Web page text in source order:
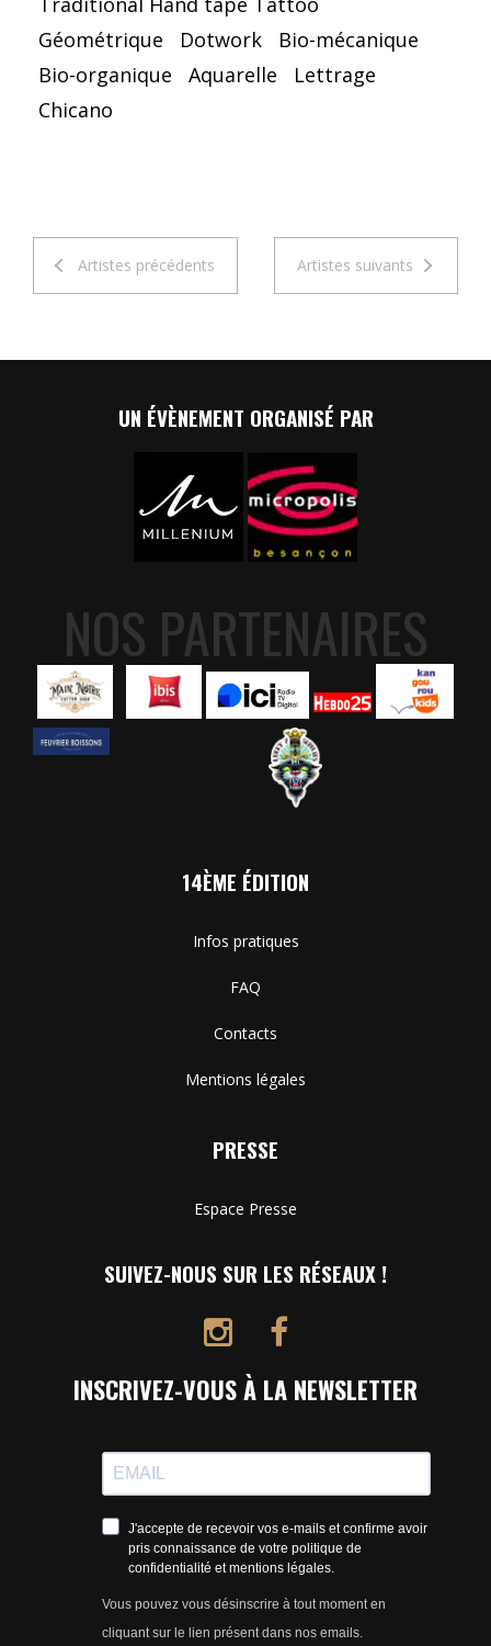
Géométrique
Dotwork
Bio-mécanique
Bio-organique
Aquarelle
Lettrage
Chicano
Artistes précédents Artistes suivants
UN ÉVÈNEMENT ORGANISÉ PAR
NOS PARTENAIRES
14ÈME ÉDITION
Infos pratiques
FAQ
Contacts
Mentions légales
PRESSE
Espace Presse
SUIVEZ-NOUS SUR LES RÉSEAUX !
INSCRIVEZ-VOUS À LA NEWSLETTER
J'accepte de recevoir vos e-mails et confirme avoir
pris connaissance de votre politique de
confidentialité et mentions légales.
Vous pouvez vous désinscrire à tout moment en
cliquant sur le lien présent dans nos emails.